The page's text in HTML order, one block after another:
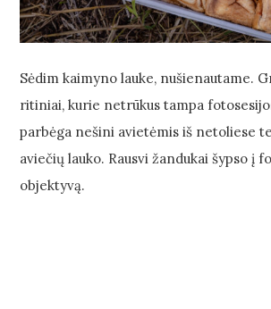
Sėdim kaimyno lauke, nušienautame.
ritiniai, kurie netrūkus tampa
parbėga nešini avietėmis iš netoliese
aviečių lauko. Rausvi žandukai šypso į
objektyvą.